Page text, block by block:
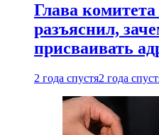
Глава
разъяснил,
присваивать
2 года спустя2 года